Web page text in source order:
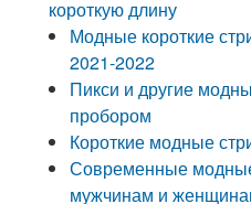
короткую длину
Модные короткие
2021-2022
Пикси и другие
пробором
Короткие модные
Современные
мужчинам и